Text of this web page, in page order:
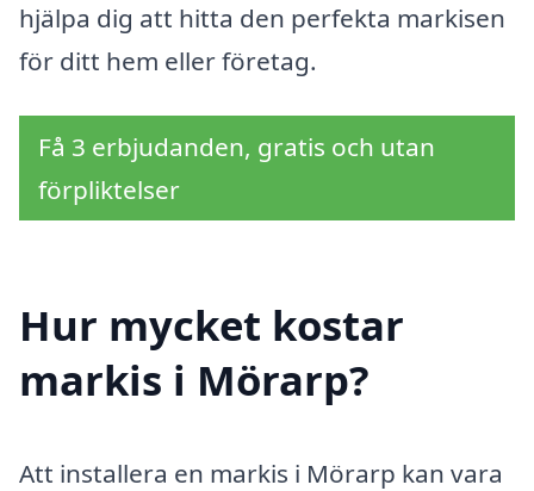
hjälpa dig att hitta den perfekta markisen
för ditt hem eller företag.
Få 3 erbjudanden, gratis och utan
förpliktelser
Hur mycket kostar
markis i Mörarp?
Att installera en markis i Mörarp kan vara